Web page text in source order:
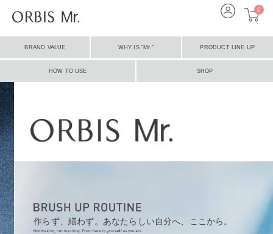
0
BRAND VALUE WHY IS "Mr." PRODUCT LINE UP
HOW TO USE SHOP
作らず、繕わず。あなたらしい自分へ、ここから。